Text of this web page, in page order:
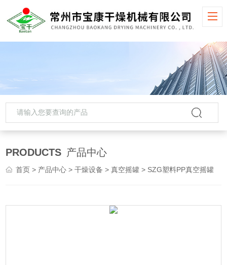
PRODUCTS 产品中心
首页 > 产品中心 >干燥设备 >真空摇罐 > SZG塑料PP真空摇罐